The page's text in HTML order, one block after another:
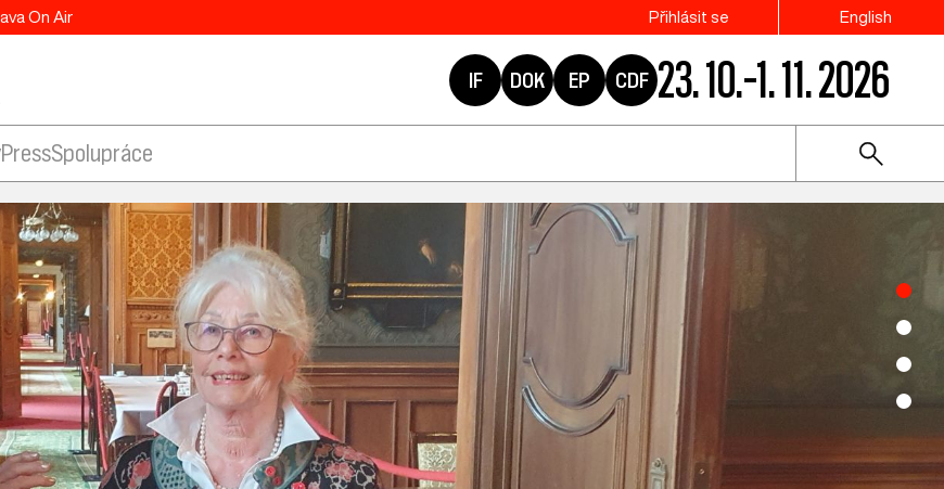
On Air Přihlásit se English
IF DOK EP CDF 23. 10.–1. 11. 2026
PressSpolupráce